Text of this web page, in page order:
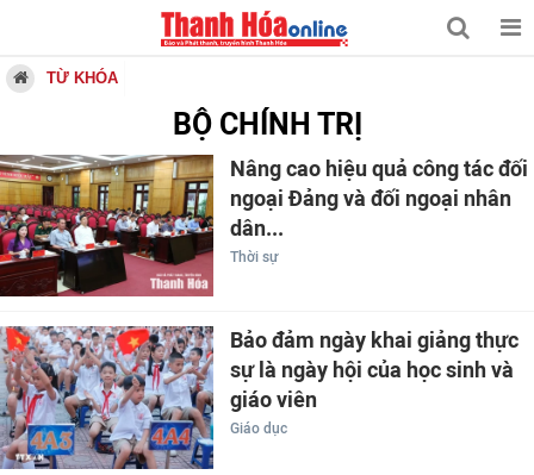
TỪ KHÓA
BỘ CHÍNH TRỊ
Nâng cao hiệu quả công tác đối
ngoại Đảng và đối ngoại nhân
dân...
Thời sự
Bảo đảm ngày khai giảng thực
sự là ngày hội của học sinh và
giáo viên
Giáo dục